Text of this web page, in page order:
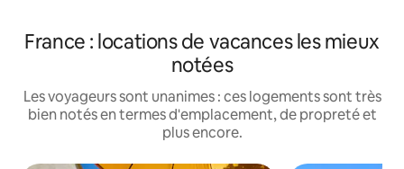
France : locations de vacances les mieux
notées
Les voyageurs sont unanimes : ces logements sont très
bien notés en termes d'emplacement, de propreté et
plus encore.